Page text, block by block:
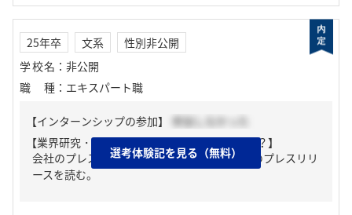
25年卒 文系
性別非公開
学校名 ： 非公開
職種 ： エキスパート職
【インターンシップの参加】
参加しなかった
【業界研究・企業研究はどんな風にしましたか？】
会社のプレスリリースを読む、ANAグループのプレスリリ
ースを読む。
選考体験記を見る（無料）